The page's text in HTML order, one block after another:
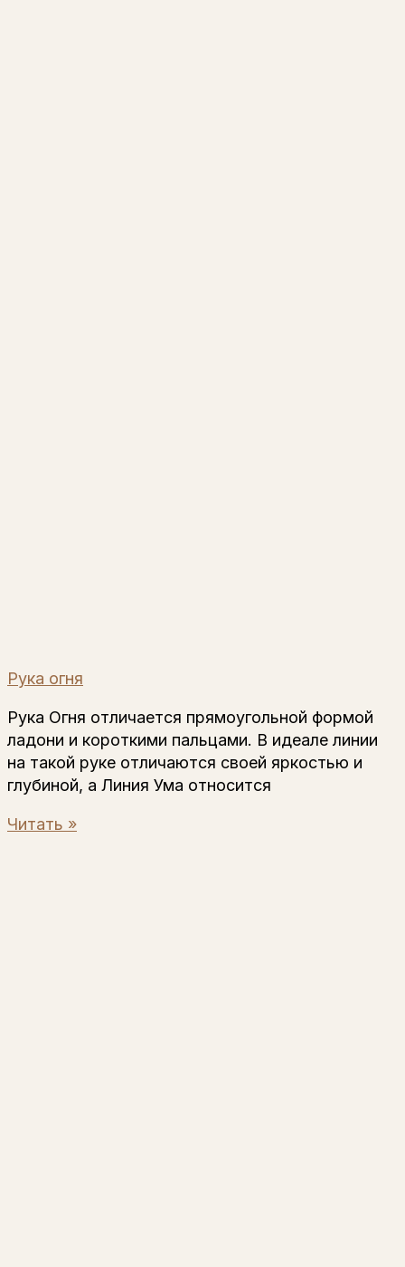
Рука огня
Рука Огня отличается прямоугольной формой
ладони и короткими пальцами. В идеале линии
на такой руке отличаются своей яркостью и
глубиной, а Линия Ума относится
Читать »